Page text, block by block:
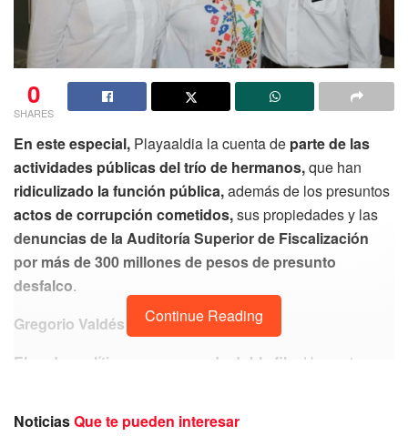
0
SHARES
En este especial, Playaaldia la cuenta de parte de las
actividades públicas del trío de hermanos,que han
ridiculizado la función pública,además de los presuntos
actos de corrupción cometidos,sus propiedades y las
denuncias de la Auditoría Superior de Fiscalización
por más de 300 millones de pesos de presunto
desfalco.
Gregorio Valdés
El poder político es un arma de doble filo.
Hay quienes
Continue Reading
NoticiasQue te pueden interesar